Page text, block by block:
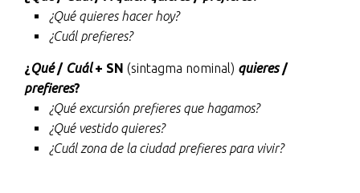
¿Qué quieres hacer hoy?
¿Cuál prefieres?
¿ Qué/ Cuál+ SN (sintagma nominal) quieres/
prefieres?
¿Qué excursión prefieres que hagamos?
¿Qué vestido quieres?
¿Cuál zona de la ciudad prefieres para vivir?